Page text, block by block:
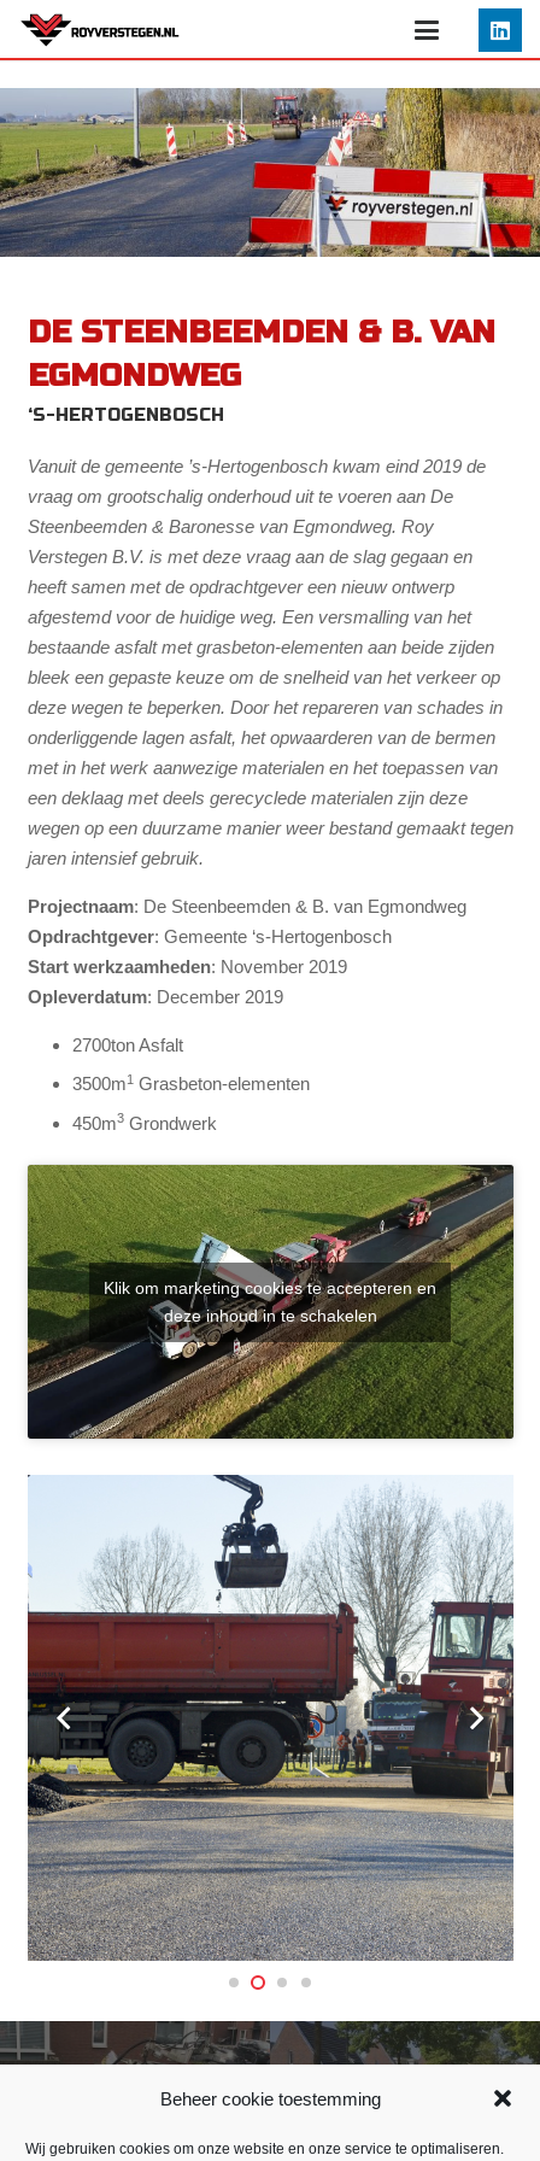
Beheer cookie toestemming
Wij gebruiken cookies om onze website en onze service te optimaliseren.
DE STEENBEEMDEN & B. VAN
EGMONDWEG
‘S-HERTOGENBOSCH
Vanuit de gemeente ’s-Hertogenbosch kwam eind 2019 de
vraag om grootschalig onderhoud uit te voeren aan De
Steenbeemden & Baronesse van Egmondweg. Roy
Verstegen B.V. is met deze vraag aan de slag gegaan en
heeft samen met de opdrachtgever een nieuw ontwerp
afgestemd voor de huidige weg. Een versmalling van het
bestaande asfalt met grasbeton-elementen aan beide zijden
bleek een gepaste keuze om de snelheid van het verkeer op
deze wegen te beperken. Door het repareren van schades in
onderliggende lagen asfalt, het opwaarderen van de bermen
met in het werk aanwezige materialen en het toepassen van
een deklaag met deels gerecyclede materialen zijn deze
wegen op een duurzame manier weer bestand gemaakt tegen
jaren intensief gebruik.
Projectnaam: De Steenbeemden & B. van Egmondweg
Opdrachtgever: Gemeente ‘s-Hertogenbosch
Start werkzaamheden: November 2019
Opleverdatum: December 2019
2700ton Asfalt
3500m1 Grasbeton-elementen
450m3 Grondwerk
Klik om marketing cookies te accepteren en
deze inhoud in te schakelen
BRM 12 woningen Nuland